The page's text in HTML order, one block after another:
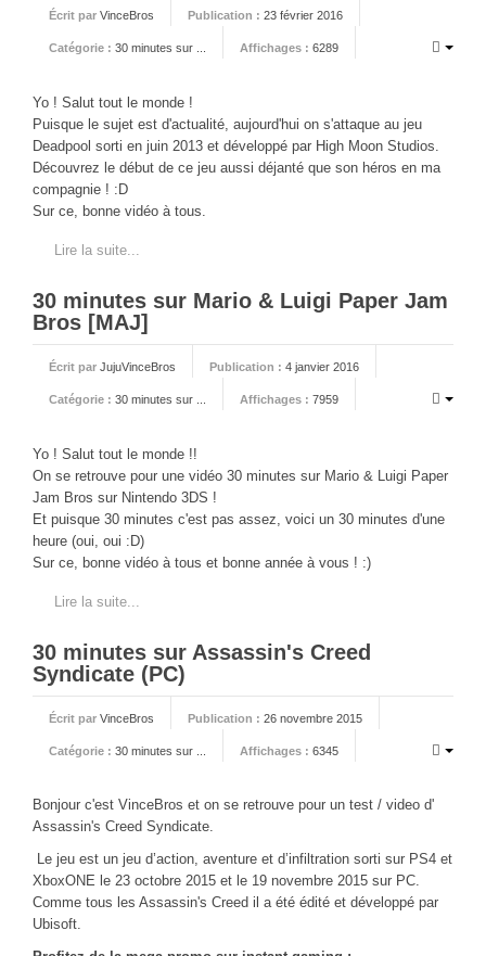
Écrit par VinceBros Publication : 23 février 2016
Catégorie : 30 minutes sur ... Affichages : 6289
Yo ! Salut tout le monde !
Puisque le sujet est d'actualité, aujourd'hui on s'attaque au jeu
Deadpool sorti en juin 2013 et développé par High Moon Studios.
Découvrez le début de ce jeu aussi déjanté que son héros en ma
compagnie ! :D
Sur ce, bonne vidéo à tous.
Lire la suite...
30 minutes sur Mario & Luigi Paper Jam
Bros [MAJ]
Écrit par JujuVinceBros Publication : 4 janvier 2016
Catégorie : 30 minutes sur ... Affichages : 7959
Yo ! Salut tout le monde !!
On se retrouve pour une vidéo 30 minutes sur Mario & Luigi Paper
Jam Bros sur Nintendo 3DS !
Et puisque 30 minutes c'est pas assez, voici un 30 minutes d'une
heure (oui, oui :D)
Sur ce, bonne vidéo à tous et bonne année à vous ! :)
Lire la suite...
30 minutes sur Assassin's Creed
Syndicate (PC)
Écrit par VinceBros Publication : 26 novembre 2015
Catégorie : 30 minutes sur ... Affichages : 6345
Bonjour c'est VinceBros et on se retrouve pour un test / video d'
Assassin's Creed Syndicate.
Le jeu est un jeu d’action, aventure et d’infiltration sorti sur PS4 et
XboxONE le 23 octobre 2015 et le 19 novembre 2015 sur PC.
Comme tous les Assassin's Creed il a été édité et développé par
Ubisoft.